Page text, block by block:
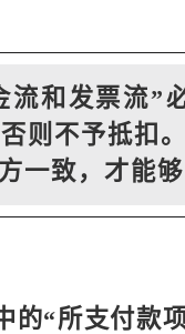
流和发票流”
则不予抵扣
一致，才能
的“所支付款